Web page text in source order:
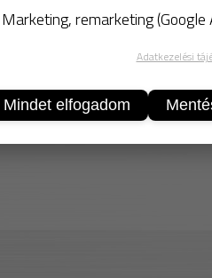
Marketing, remarketing (Google
Adatkezelési
Mindet elfogadom